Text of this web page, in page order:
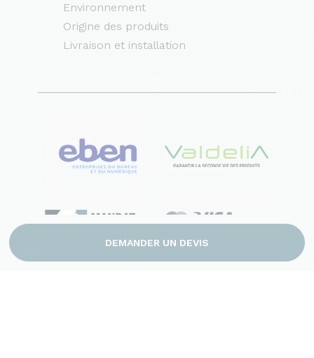
DEMANDER UN DEVIS
Environnement
Origine des produits
Livraison et installation